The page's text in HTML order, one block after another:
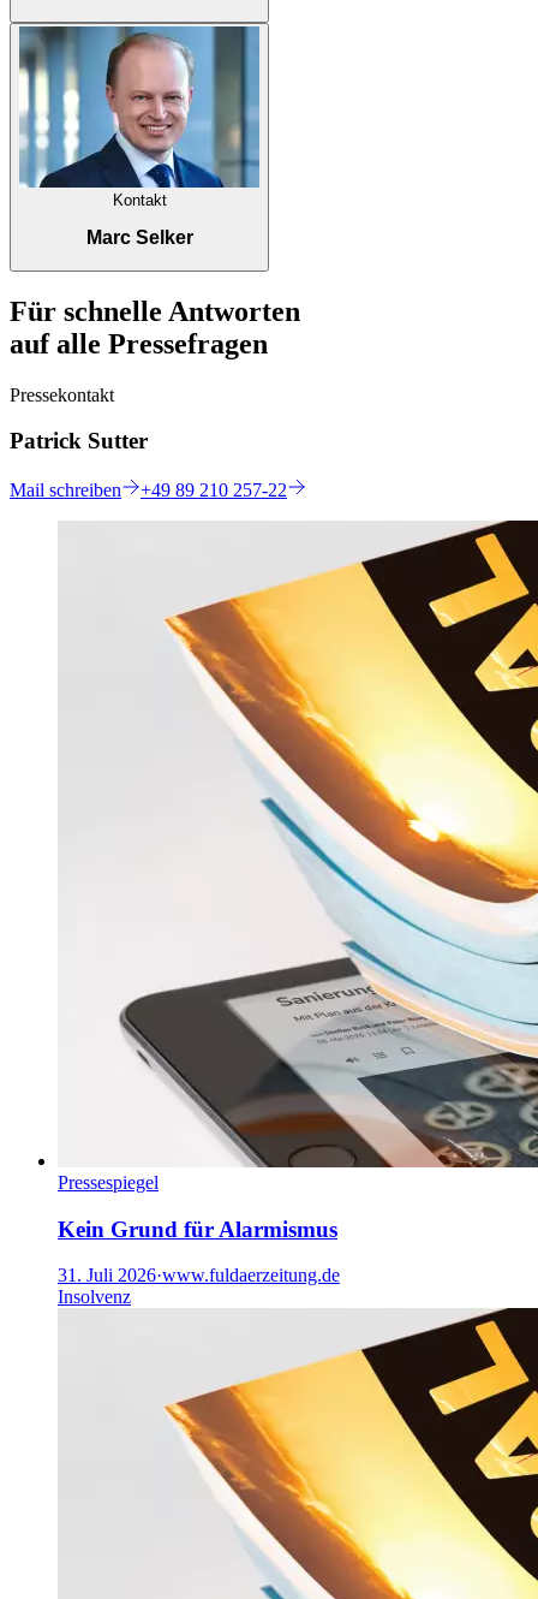
Kontakt
Marc Selker
Für schnelle Antworten
auf alle Pressefragen
Pressekontakt
Patrick Sutter
Mail schreiben +49 89 210 257-22
Pressespiegel
Kein Grund für Alarmismus
31. Juli 2026·www.fuldaerzeitung.de
Insolvenz